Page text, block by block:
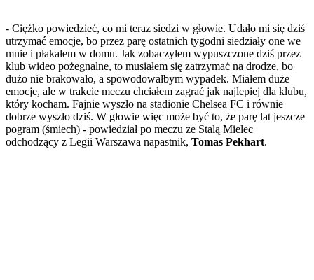
- Ciężko powiedzieć, co mi teraz siedzi w głowie. Udało mi się dziś
utrzymać emocje, bo przez parę ostatnich tygodni siedziały one we
mnie i płakałem w domu. Jak zobaczyłem wypuszczone dziś przez
klub wideo pożegnalne, to musiałem się zatrzymać na drodze, bo
dużo nie brakowało, a spowodowałbym wypadek. Miałem duże
emocje, ale w trakcie meczu chciałem zagrać jak najlepiej dla klubu,
który kocham. Fajnie wyszło na stadionie Chelsea FC i równie
dobrze wyszło dziś. W głowie więc może być to, że parę lat jeszcze
pogram (śmiech) - powiedział po meczu ze Stalą Mielec
odchodzący z Legii Warszawa napastnik, Tomas Pekhart.